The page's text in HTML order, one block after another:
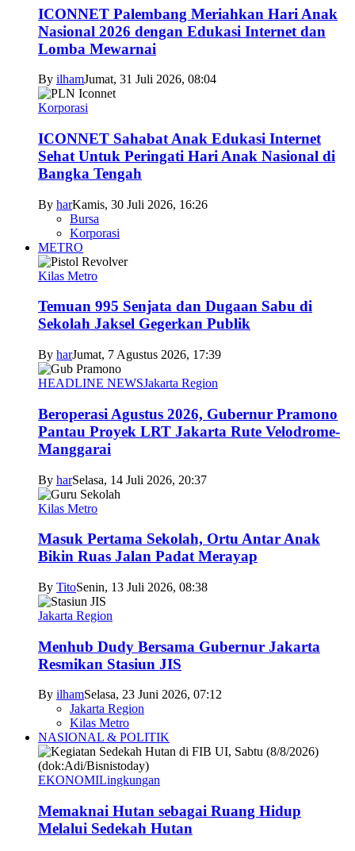
ICONNET Palembang Meriahkan Hari Anak
Nasional 2026 dengan Edukasi Internet dan
Lomba Mewarnai
By ilhamJumat, 31 Juli 2026, 08:04
Korporasi
ICONNET Sahabat Anak Edukasi Internet
Sehat Untuk Peringati Hari Anak Nasional di
Bangka Tengah
By harKamis, 30 Juli 2026, 16:26
Bursa
Korporasi
METRO
Kilas Metro
Temuan 995 Senjata dan Dugaan Sabu di
Sekolah Jaksel Gegerkan Publik
By harJumat, 7 Agustus 2026, 17:39
HEADLINE NEWSJakarta Region
Beroperasi Agustus 2026, Gubernur Pramono
Pantau Proyek LRT Jakarta Rute Velodrome-
Manggarai
By harSelasa, 14 Juli 2026, 20:37
Kilas Metro
Masuk Pertama Sekolah, Ortu Antar Anak
Bikin Ruas Jalan Padat Merayap
By TitoSenin, 13 Juli 2026, 08:38
Jakarta Region
Menhub Dudy Bersama Gubernur Jakarta
Resmikan Stasiun JIS
By ilhamSelasa, 23 Juni 2026, 07:12
Jakarta Region
Kilas Metro
NASIONAL & POLITIK
EKONOMILingkungan
Memaknai Hutan sebagai Ruang Hidup
Melalui Sedekah Hutan